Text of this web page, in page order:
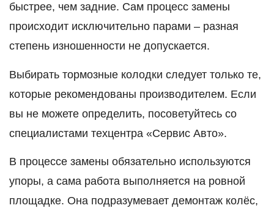
быстрее, чем задние. Сам процесс замены
происходит исключительно парами – разная
степень изношенности не допускается.
Выбирать тормозные колодки следует только те,
которые рекомендованы производителем. Если
вы не можете определить, посоветуйтесь со
специалистами техцентра «Сервис Авто».
В процессе замены обязательно используются
упоры, а сама работа выполняется на ровной
площадке. Она подразумевает демонтаж колёс,